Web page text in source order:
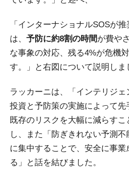
「インターナショナルSOSが
は、 予防に約8割の時間が費や
な事象の対応、残る4%が危機
す。」と右図について説明しま
ラッカーニは、「インテリジェ
投資と予防策の実施によって先
既存のリスクを大幅に減らすこ
し、また「防ぎきれない予測
に集中することで、安全に事業
る」と話を結びました。